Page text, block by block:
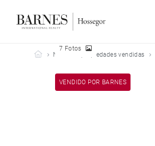
Barnes Hossegor
Nuestras propiedades vendidas
VENDIDO POR BARNES
7 Fotos